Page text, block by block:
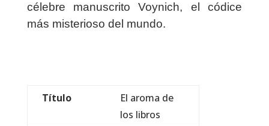
célebre manuscrito Voynich, el códice
más misterioso del mundo.
Título
El aroma de
los libros